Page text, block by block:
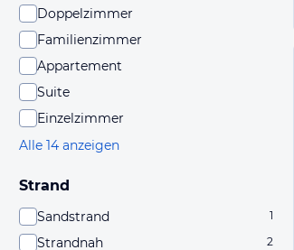
Doppelzimmer
Familienzimmer
Appartement
Suite
Einzelzimmer
Alle 14 anzeigen
Strand
Sandstrand 1
Strandnah 2